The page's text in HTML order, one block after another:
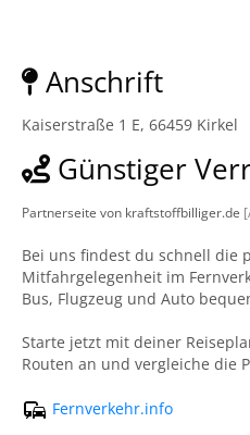
Anschrift
Kaiserstraße 1 E, 66459 Kirkel
Günstiger
Partnerseite von kraftstoffbilliger.de
Bei uns findest du schnell die
Mitfahrgelegenheit im
Bus, Flugzeug und Auto
Starte jetzt mit deiner
Routen an und vergleiche die
Fernverkehr.info